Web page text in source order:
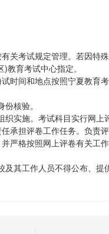
关考试规定管理。若因特
育考试中心指定。
时间和地点按照宁夏教育考
核验。
实施。考试科目实行网上
承担评卷工作任务。负责
严格按照网上评卷有关工
其工作人员不得公布、提